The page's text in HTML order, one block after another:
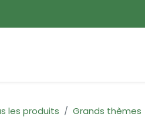
les produits Grands thèmes